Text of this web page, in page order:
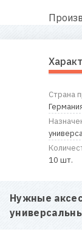
Страна
10 шт.
Нужные